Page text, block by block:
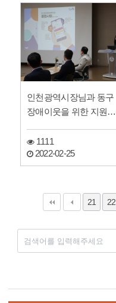
인천광역시장님과 동구
장애이웃을 위한 지원방
1111
2022-02-25
21 22